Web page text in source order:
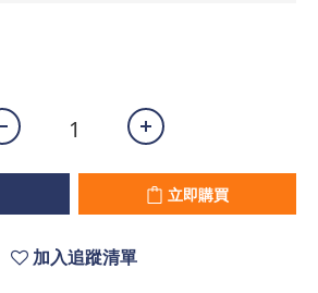
立即購買
加入追蹤清單